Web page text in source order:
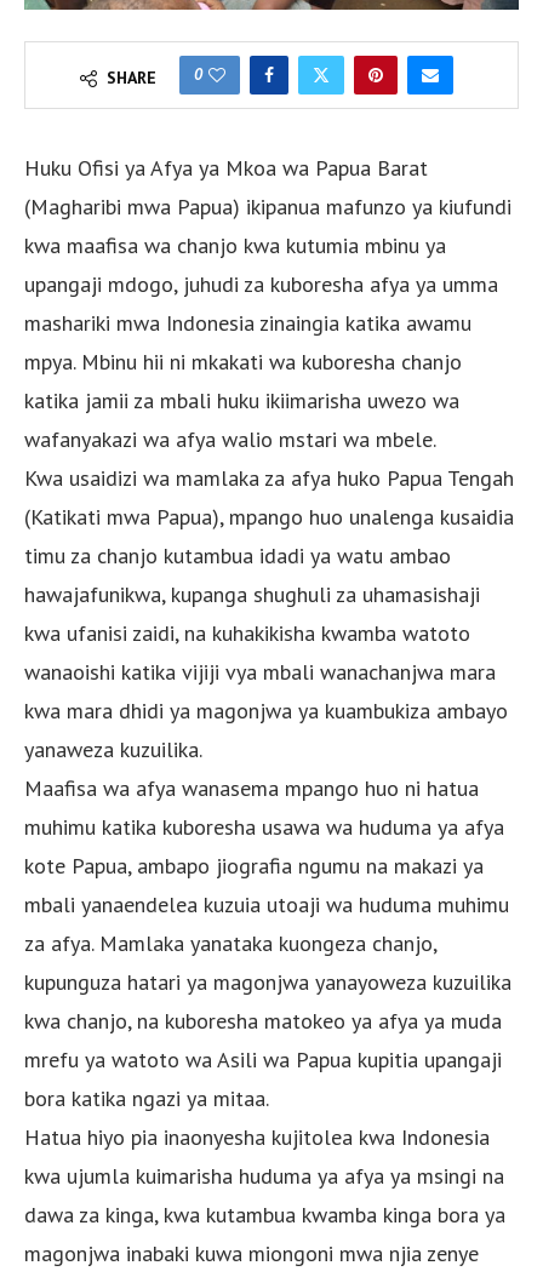
SHARE 0
Huku Ofisi ya Afya ya Mkoa wa Papua Barat
(Magharibi mwa Papua) ikipanua mafunzo ya kiufundi
kwa maafisa wa chanjo kwa kutumia mbinu ya
upangaji mdogo, juhudi za kuboresha afya ya umma
mashariki mwa Indonesia zinaingia katika awamu
mpya. Mbinu hii ni mkakati wa kuboresha chanjo
katika jamii za mbali huku ikiimarisha uwezo wa
wafanyakazi wa afya walio mstari wa mbele.
Kwa usaidizi wa mamlaka za afya huko Papua Tengah
(Katikati mwa Papua), mpango huo unalenga kusaidia
timu za chanjo kutambua idadi ya watu ambao
hawajafunikwa, kupanga shughuli za uhamasishaji
kwa ufanisi zaidi, na kuhakikisha kwamba watoto
wanaoishi katika vijiji vya mbali wanachanjwa mara
kwa mara dhidi ya magonjwa ya kuambukiza ambayo
yanaweza kuzuilika.
Maafisa wa afya wanasema mpango huo ni hatua
muhimu katika kuboresha usawa wa huduma ya afya
kote Papua, ambapo jiografia ngumu na makazi ya
mbali yanaendelea kuzuia utoaji wa huduma muhimu
za afya. Mamlaka yanataka kuongeza chanjo,
kupunguza hatari ya magonjwa yanayoweza kuzuilika
kwa chanjo, na kuboresha matokeo ya afya ya muda
mrefu ya watoto wa Asili wa Papua kupitia upangaji
bora katika ngazi ya mitaa.
Hatua hiyo pia inaonyesha kujitolea kwa Indonesia
kwa ujumla kuimarisha huduma ya afya ya msingi na
dawa za kinga, kwa kutambua kwamba kinga bora ya
magonjwa inabaki kuwa miongoni mwa njia zenye